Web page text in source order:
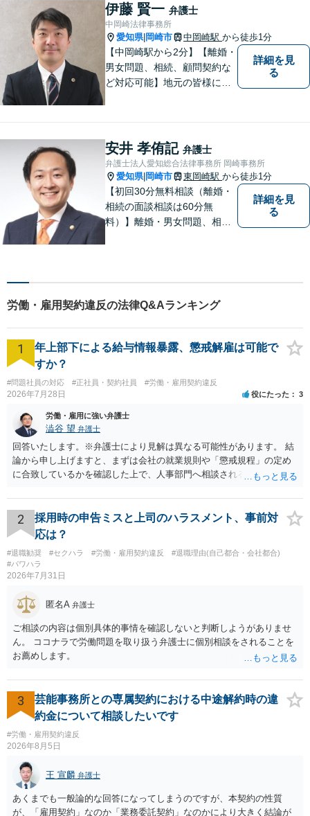
伊藤 賢一 弁護士
中岡崎法律事務所
愛知県| 岡崎市 中岡崎駅 から徒歩1分
【中岡崎駅から2分】【離婚・
男女問題、相続、顧問契約な
ど対応可能】地元の皆様にご
詳細を見
る
安井 孝侑記 弁護士
弁護士法人愛知総合法律事務所 岡崎事務所
愛知県| 岡崎市 東岡崎駅 から徒歩1分
【初回30分無料相談（離婚・
相続の面談相談は60分無
料）】離婚・男女問題、相
り。】【土日対応（要予
約）】
詳細を見
る
労働・雇用契約違反の法律Q&Aランキング
1
年上部下による給与情報暴露、懲戒解雇は可能で
すか？
#問題社員の対応 #正社員・契約社員 #労働・雇用契約違反
2026年7月28日 役にたった 3
労働・雇用に強い弁護士
澁谷 望 弁護士
回答いたします。※弁護士により見解は異なる可能性があります。 結
論から申し上げますと、まずは会社の就業規則や「懲戒規程」の定め
に合致しているかを確認した上で、人事部門へ相談されることが最優
ものの、重い懲戒処分の対象には十分なり得ます。 名誉や評価の回復
については、会社側に「部下の不正行為による情報漏洩」と正式に認
定させ、誤認した他部署への適切なフォローや周知を求めるのが有効
です。 あるいは、懲戒があったことを社内で周知される手続があるの
ならば、それにより軽微ながら回復はできるかもしれません。 さらに
個人としても、相手に対してプライバシー侵害等に基づく損害賠償
らない可能性があります。）。
2
採用時の申告ミスと上司のハラスメント、事前対
応は？
#退職勧奨 #セクハラ #労働・雇用契約違反
#退職理由(自己都合・会社都合)
#パワハラ
2026年7月31日
匿名A 弁護士
ご相談の内容は個別具体的事情を確認しないと判断しようがありませ
ん。 ココナラで労働問題を取り扱う弁護士に個別相談をされることを
お薦めします。
3
芸能事務所との専属契約における中途解約時の違
約金について相談したいです
#労働・雇用契約違反
2026年8月5日
王 宣麟 弁護士
あくまでも一般論的な回答になってしまうのですが、本契約の性質
が、「雇用契約」なのか「業務委託契約」なのかにより大きく結論が